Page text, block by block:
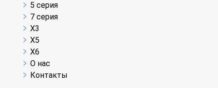
5 серия
7 серия
X3
X5
X6
О нас
Контакты